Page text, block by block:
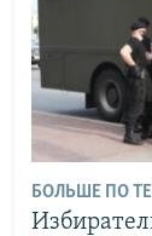
БОЛЬШЕ ПО